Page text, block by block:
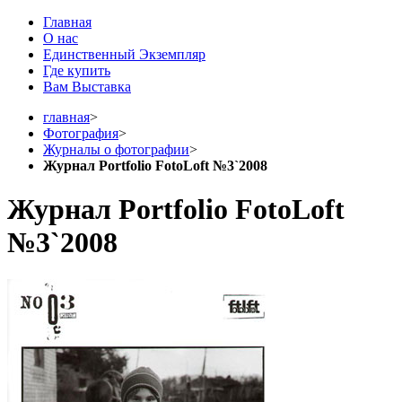
Главная
О нас
Единственный Экземпляр
Где купить
Вам Выставка
главная>
Фотография>
Журналы о фотографии>
Журнал Portfolio FotoLoft №3`2008
Журнал Portfolio FotoLoft
№3`2008